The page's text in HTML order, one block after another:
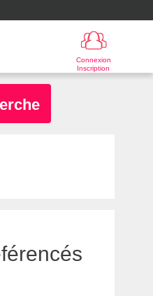
Connexion
Inscription